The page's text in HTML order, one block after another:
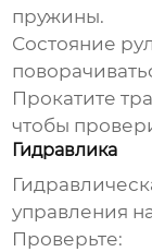
пружины.
Состояние
Прокатите
чтобы
Гидравлика
управления
Проверьте: